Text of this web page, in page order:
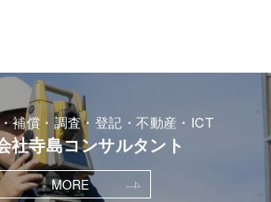
補償・調査・登記・不動産・ICT
社寺島コンサルタント
MORE